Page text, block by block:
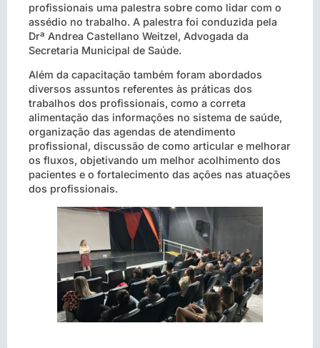
profissionais uma palestra sobre como lidar com o
assédio no trabalho. A palestra foi conduzida pela
Drª Andrea Castellano Weitzel, Advogada da
Secretaria Municipal de Saúde.
Além da capacitação também foram abordados
diversos assuntos referentes às práticas dos
trabalhos dos profissionais, como a correta
alimentação das informações no sistema de saúde,
organização das agendas de atendimento
profissional, discussão de como articular e melhorar
os fluxos, objetivando um melhor acolhimento dos
pacientes e o fortalecimento das ações nas atuações
dos profissionais.